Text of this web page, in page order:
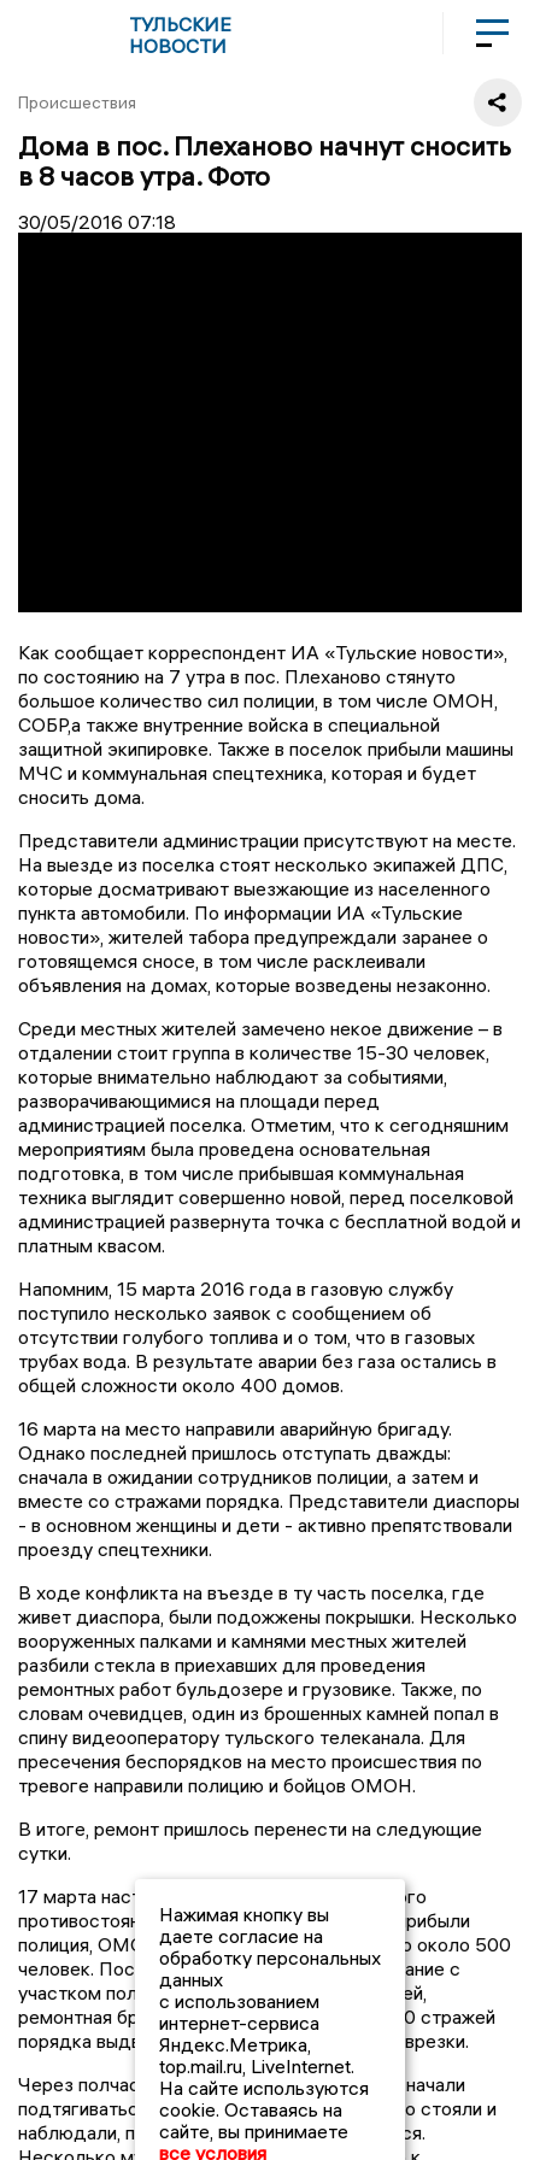
ТУЛЬСКИЕ
НОВОСТИ
Происшествия
Дома в пос. Плеханово начнут сносить
в 8 часов утра. Фото
30/05/2016 07:18
Как сообщает корреспондент ИА «Тульские новости»,
по состоянию на 7 утра в пос. Плеханово стянуто
большое количество сил полиции, в том числе ОМОН,
СОБР,а также внутренние войска в специальной
защитной экипировке. Также в поселок прибыли машины
МЧС и коммунальная спецтехника, которая и будет
сносить дома.
Представители администрации присутствуют на месте.
На выезде из поселка стоят несколько экипажей ДПС,
которые досматривают выезжающие из населенного
пункта автомобили. По информации ИА «Тульские
новости», жителей табора предупреждали заранее о
готовящемся сносе, в том числе расклеивали
объявления на домах, которые возведены незаконно.
Среди местных жителей замечено некое движение – в
отдалении стоит группа в количестве 15-30 человек,
которые внимательно наблюдают за событиями,
разворачивающимися на площади перед
администрацией поселка. Отметим, что к сегодняшним
мероприятиям была проведена основательная
подготовка, в том числе прибывшая коммунальная
техника выглядит совершенно новой, перед поселковой
администрацией развернута точка с бесплатной водой и
платным квасом.
Напомним, 15 марта 2016 года в газовую службу
поступило несколько заявок с сообщением об
отсутствии голубого топлива и о том, что в газовых
трубах вода. В результате аварии без газа остались в
общей сложности около 400 домов.
16 марта на место направили аварийную бригаду.
Однако последней пришлось отступать дважды:
сначала в ожидании сотрудников полиции, а затем и
вместе со стражами порядка. Представители диаспоры
- в основном женщины и дети - активно препятствовали
проезду спецтехники.
В ходе конфликта на въезде в ту часть поселка, где
живет диаспора, были подожжены покрышки. Несколько
вооруженных палками и камнями местных жителей
разбили стекла в приехавших для проведения
ремонтных работ бульдозере и грузовике. Также, по
словам очевидцев, один из брошенных камней попал в
спину видеооператору тульского телеканала. Для
пресечения беспорядков на место происшествия по
тревоге направили полицию и бойцов ОМОН.
В итоге, ремонт пришлось перенести на следующие
сутки.
17 марта наступила «активная фаза» газового
противостояния. К 7 часам утра в поселок прибыли
полиция, ОМОН и внутренние войска - всего около 500
человек. После того, как были оцеплены здание с
участком полиции и местной администрацией,
ремонтная бригада под прикрытием 100-150 стражей
порядка выдвинулась на место незаконной врезки.
Через полчаса после начала работ к месту начали
подтягиваться цыгане. Сначала люди просто стояли и
наблюдали, потом снова начали возмущаться.
Нажимая кнопку вы
даете согласие на
обработку персональных
данных
с использованием
интернет-сервиса
Яндекс.Метрика,
top.mail.ru, LiveInternet.
На сайте используются
cookie. Оставаясь на
сайте, вы принимаете
все условия